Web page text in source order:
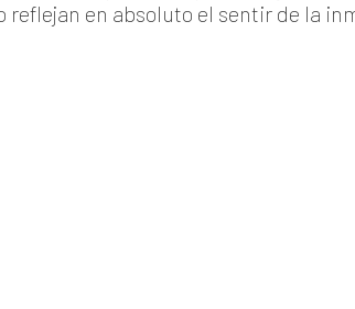
reflejan en absoluto el sentir de la